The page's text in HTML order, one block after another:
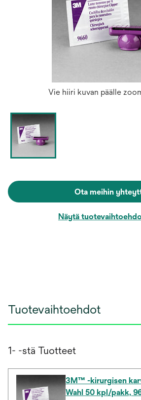
Vie hiiri kuvan päälle
Ota meihin
Näytä
Tuotevaihtoehdot
1- -stä Tuotteet
3M™ -kirurgisen
Wahl 50 kpl/pakk,